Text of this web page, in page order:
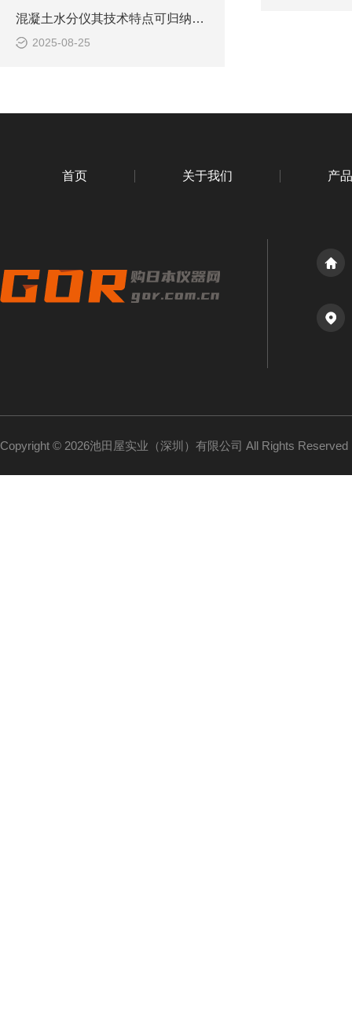
混凝土水分仪其技术特点可归纳为以下核心优势
2025-08-25
首页 关于我们 产
Copyright © 2026池田屋实业（深圳）有限公司 All Rights